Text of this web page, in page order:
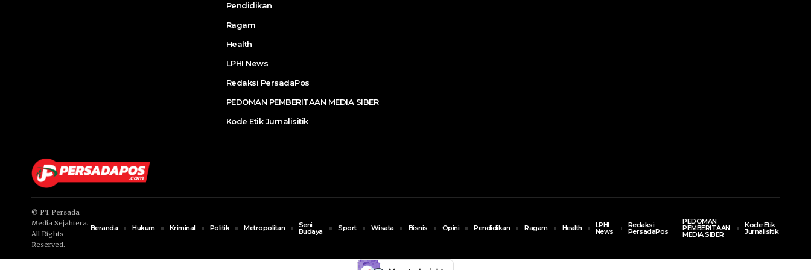
Pendidikan
Ragam
Health
LPHI News
Redaksi PersadaPos
PEDOMAN PEMBERITAAN MEDIA SIBER
Kode Etik Jurnalisitik
© PT Persada
Media Sejahtera.
All Rights
Reserved.
Beranda Hukum Kriminal Politik Metropolitan Seni
Budaya Sport Wisata Bisnis Opini Pendidikan Ragam Health LPHI
News
Redaksi
PersadaPos
PEDOMAN
PEMBERITAAN
MEDIA SIBER
Kode Etik
Jurnalisitik